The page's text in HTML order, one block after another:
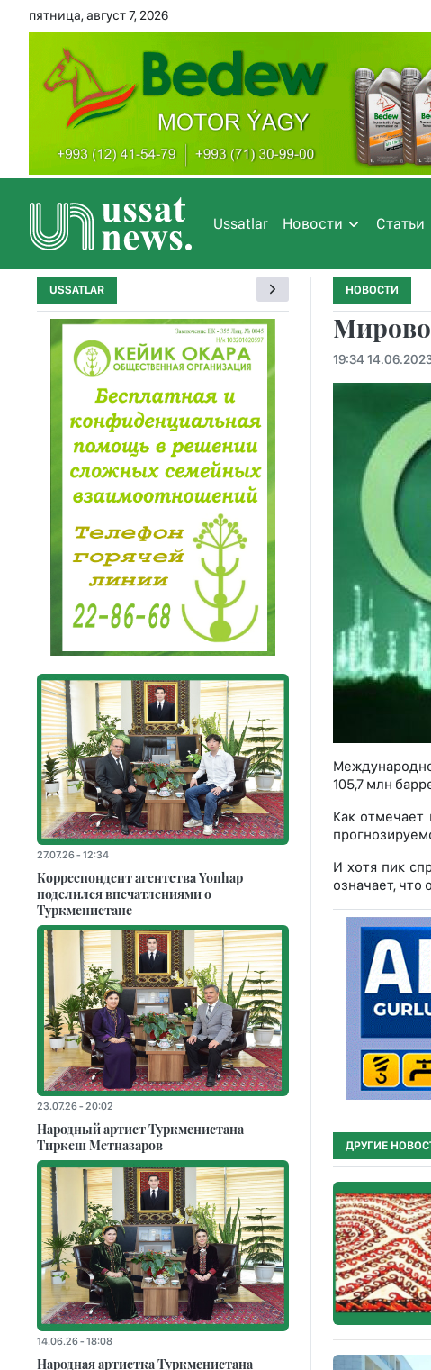
пятница, август 7, 2026
Ussatlar Новости Статьи
НОВОСТИ
19:34
105,7 млн
Как
И хотя пик
означает,
ДРУГИЕ
USSATLAR
27.07.26 - 12:34
Корреспондент агентства Yonhap
поделился впечатлениями о
Туркменистане
23.07.26 - 20:02
Народный артист Туркменистана
Тиркеш Мeтназаров
14.06.26 - 18:08
Народная артистка Туркменистана